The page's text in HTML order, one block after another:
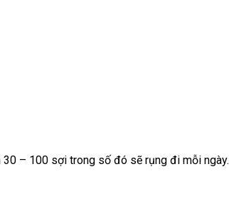
– 100 sợi trong số đó sẽ rụng đi mỗi ngày.